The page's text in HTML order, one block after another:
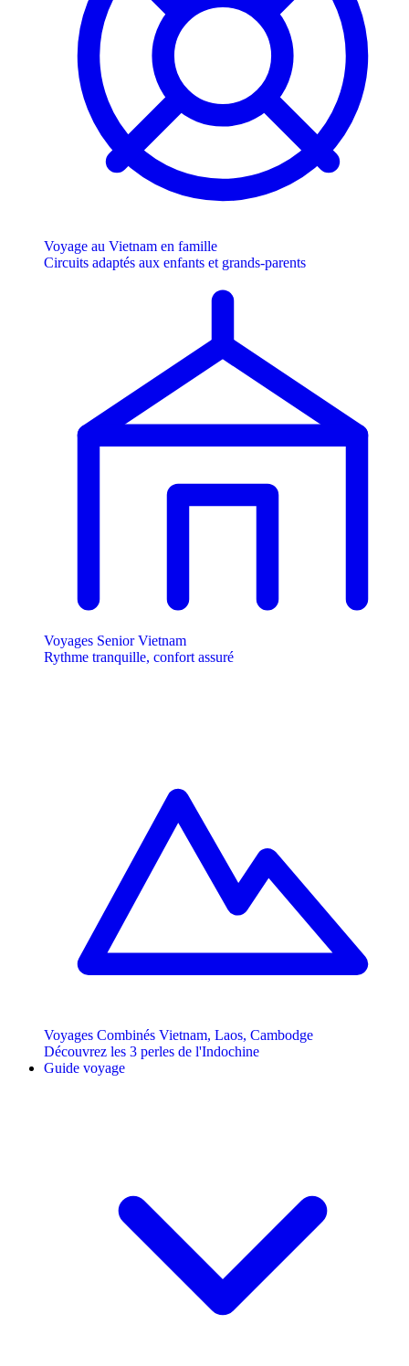
Voyage au Vietnam en famille
Circuits adaptés aux enfants et grands-parents
Voyages Senior Vietnam
Rythme tranquille, confort assuré
Voyages Combinés Vietnam, Laos, Cambodge
Découvrez les 3 perles de l'Indochine
Guide voyage